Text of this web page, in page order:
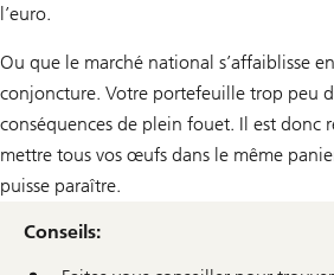
l’euro.
Ou que le marché national s’affaiblisse
conjoncture. Votre portefeuille trop peu
conséquences de plein fouet. Il est donc
mettre tous vos œufs dans le même
puisse paraître.
Conseils: